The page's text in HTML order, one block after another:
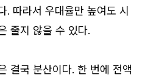
. 따라서 우대율만 높여도 시
줄지 않을 수 있다.
결국 분산이다. 한 번에 전액